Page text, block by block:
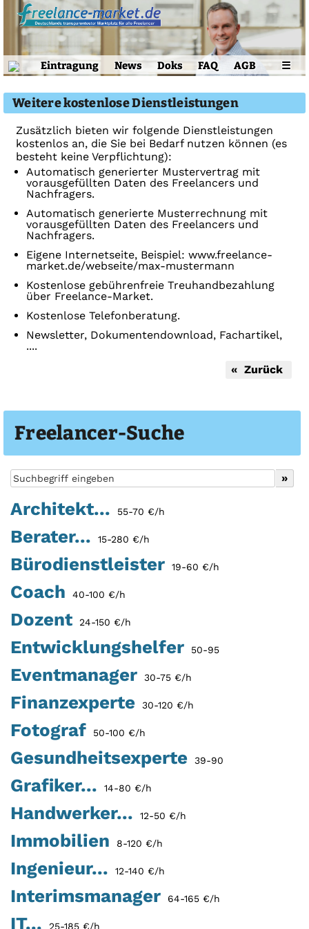
Eintragung News Doks FAQ AGB ☰
Freelancer-Suche
Architekt... 55-70 €/h
Berater... 15-280 €/h
Bürodienstleister 19-60 €/h
Coach 40-100 €/h
Dozent 24-150 €/h
Entwicklungshelfer 50-95
Eventmanager 30-75 €/h
Finanzexperte 30-120 €/h
Fotograf 50-100 €/h
Gesundheitsexperte 39-90
Grafiker... 14-80 €/h
Handwerker... 12-50 €/h
Immobilien 8-120 €/h
Ingenieur... 12-140 €/h
Interimsmanager 64-165 €/h
IT... 25-185 €/h
Weitere kostenlose Dienstleistungen
Zusätzlich bieten wir folgende Dienstleistungen
kostenlos an, die Sie bei Bedarf nutzen können (es
besteht keine Verpflichtung):
Automatisch generierter Mustervertrag mit
vorausgefüllten Daten des Freelancers und
Nachfragers.
Automatisch generierte Musterrechnung mit
vorausgefüllten Daten des Freelancers und
Nachfragers.
Eigene Internetseite, Beispiel: www.freelance-
market.de/webseite/max-mustermann
Kostenlose gebührenfreie Treuhandbezahlung
über Freelance-Market.
Kostenlose Telefonberatung.
Newsletter, Dokumentendownload, Fachartikel,
....
« Zurück